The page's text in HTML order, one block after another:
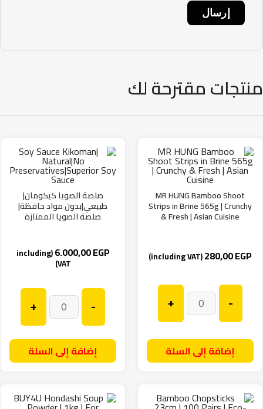
مقترحة لك
MR HUNG Bamboo Shoot
Strips in Brine 565g | Crunchy
& Fresh | Asian Cuisine
280,00EGP
(including VAT)
إضافة إلى السلة
صلصة الصويا كيكومان|
طبيعي|بدون مواد حافظة|
صلصة الصويا الممتازة
6.000,00EGP
(including
VAT)
إضافة إلى السلة